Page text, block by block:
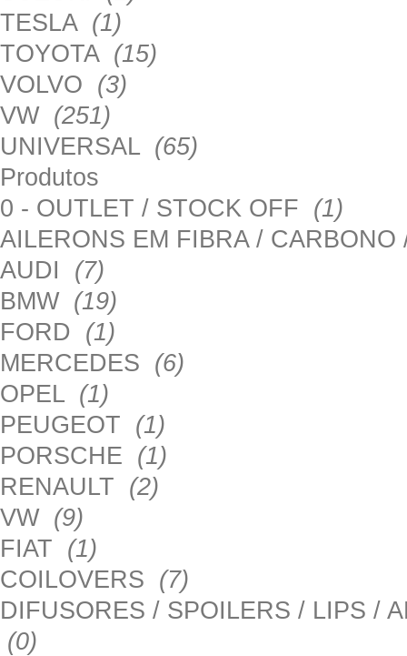
TESLA (1)
TOYOTA (15)
VOLVO (3)
VW (251)
UNIVERSAL (65)
Produtos
0 - OUTLET / STOCK OFF (1)
AILERONS EM FIBRA /
AUDI (7)
BMW (19)
FORD (1)
MERCEDES (6)
OPEL (1)
PEUGEOT (1)
PORSCHE (1)
RENAULT (2)
VW (9)
FIAT (1)
COILOVERS (7)
DIFUSORES / SPOILERS / LIPS /
(0)